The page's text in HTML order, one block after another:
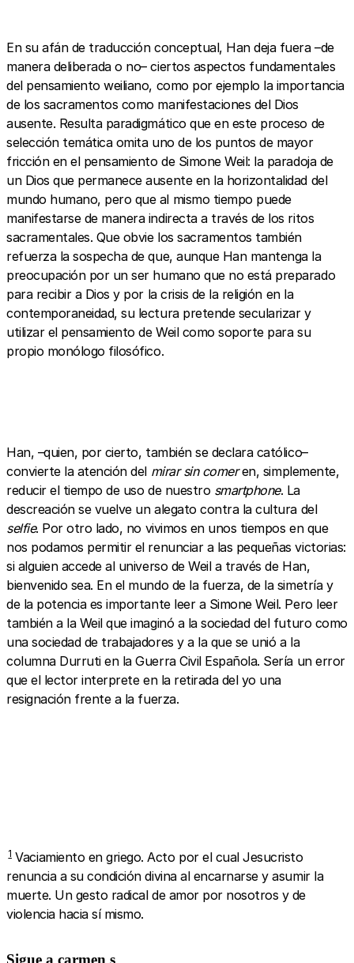
En su afán de traducción conceptual, Han deja fuera –de
manera deliberada o no– ciertos aspectos fundamentales
del pensamiento weiliano, como por ejemplo la importancia
de los sacramentos como manifestaciones del Dios
ausente. Resulta paradigmático que en este proceso de
selección temática omita uno de los puntos de mayor
fricción en el pensamiento de Simone Weil: la paradoja de
un Dios que permanece ausente en la horizontalidad del
mundo humano, pero que al mismo tiempo puede
manifestarse de manera indirecta a través de los ritos
sacramentales. Que obvie los sacramentos también
refuerza la sospecha de que, aunque Han mantenga la
preocupación por un ser humano que no está preparado
para recibir a Dios y por la crisis de la religión en la
contemporaneidad, su lectura pretende secularizar y
utilizar el pensamiento de Weil como soporte para su
propio monólogo filosófico.
Han, –quien, por cierto, también se declara católico–
convierte la atención del mirar sin comeren, simplemente,
reducir el tiempo de uso de nuestro smartphone. La
descreación se vuelve un alegato contra la cultura del
selfie. Por otro lado, no vivimos en unos tiempos en que
nos podamos permitir el renunciar a las pequeñas victorias:
si alguien accede al universo de Weil a través de Han,
bienvenido sea. En el mundo de la fuerza, de la simetría y
de la potencia es importante leer a Simone Weil. Pero leer
también a la Weil que imaginó a la sociedad del futuro como
una sociedad de trabajadores y a la que se unió a la
columna Durruti en la Guerra Civil Española. Sería un error
que el lector interprete en la retirada del yo una
resignación frente a la fuerza.
1Vaciamiento en griego. Acto por el cual Jesucristo
renuncia a su condición divina al encarnarse y asumir la
muerte. Un gesto radical de amor por nosotros y de
violencia hacia sí mismo.
Sigue a carmen s